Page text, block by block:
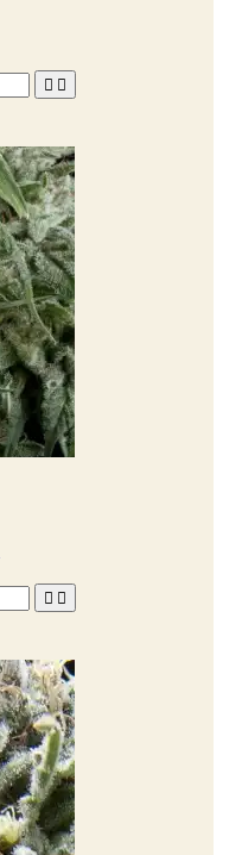
 
 